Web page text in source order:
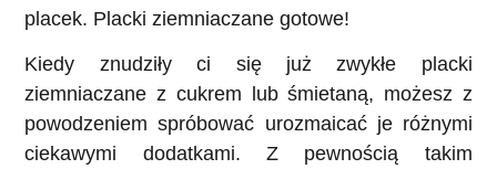
placek. Placki ziemniaczane gotowe!
Kiedy znudziły ci się już zwykłe placki
ziemniaczane z cukrem lub śmietaną, możesz z
powodzeniem spróbować urozmaicać je różnymi
ciekawymi dodatkami. Z pewnością takim